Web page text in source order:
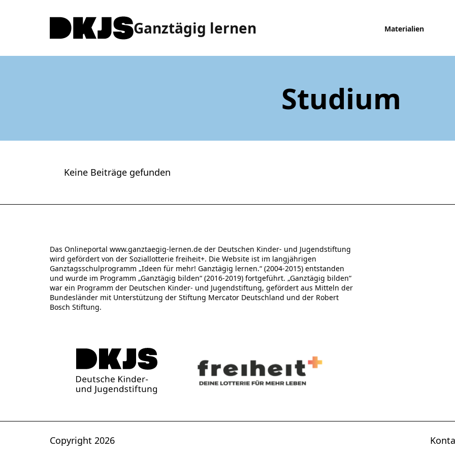
Ganztägig lernen Materialien
Studium
Keine Beiträge gefunden
Das Onlineportal www.ganztaegig-lernen.de der Deutschen Kinder- und Jugendstiftung
wird gefördert von der Soziallotterie freiheit+. Die Website ist im langjährigen
Ganztagsschulprogramm „Ideen für mehr! Ganztägig lernen.“ (2004-2015) entstanden
und wurde im Programm „Ganztägig bilden“ (2016-2019) fortgeführt. „Ganztägig bilden“
war ein Programm der Deutschen Kinder- und Jugendstiftung, gefördert aus Mitteln der
Bundesländer mit Unterstützung der Stiftung Mercator Deutschland und der Robert
Bosch Stiftung.
Copyright 2026